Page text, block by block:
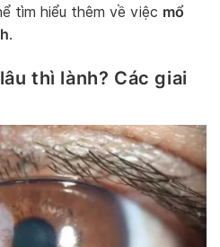
tìm hiểu thêm về việc mổ
.
thì lành? Các giai